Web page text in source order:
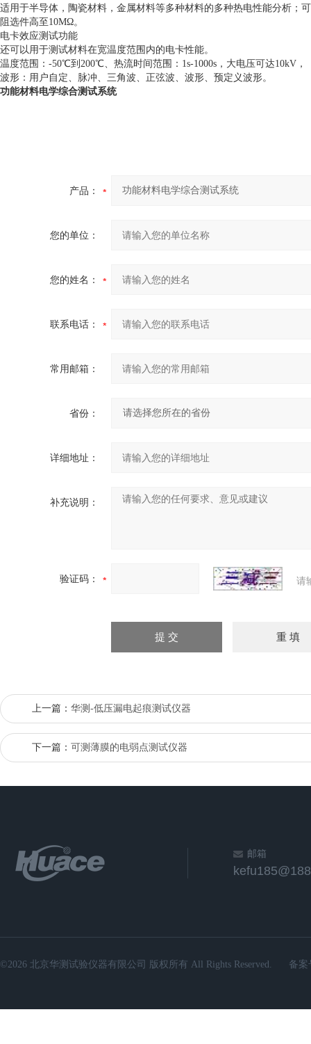
适用于半导体，陶瓷材料，金属材料等多种材料的多种热电性能分析；
阻选件高至 10MΩ。
电卡效应测试功能
还可以用于测试材料在宽温度范围内的电卡性能。
温度范围： -50℃到 200℃、热流时间范围： 1s-1000s ，大电压可达10kV ，
波形：用户自定、脉冲、三角波、正弦波、波形、预定义波形。
功能材料电学综合测试系统
产品：
您的单位：
您的姓名：
联系电话：
常用邮箱：
省份：
详细地址：
补充说明：
验证码： 请
上一篇： 华测-低压漏电起痕测试仪器
下一篇： 可测薄膜的电弱点测试仪器
邮箱
©2026 北京华测试验仪器有限公司 版权所有 All Rights Reserved. 备案